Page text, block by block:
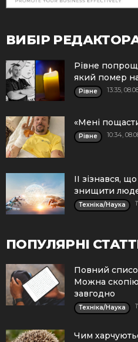
ВИБІР
Рівне
який помер
Рівне 13:35,
«Мені
Рівне 10:34,
ІІ зізнався,
знищити
Техніка/Наука
ПОПУЛЯРНІ
Повний
Можна
завгодно
Техніка/Наука
Чим